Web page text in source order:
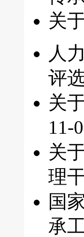
关
人
评
关
11-
关
理
国
承